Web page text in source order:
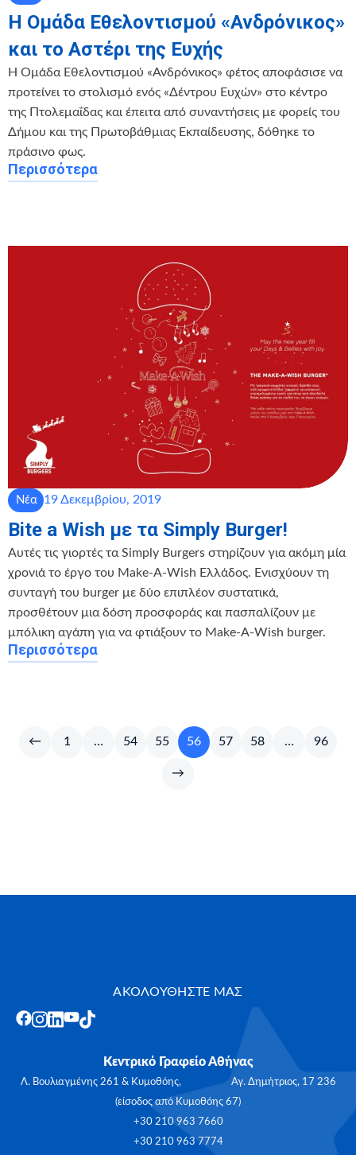
Η Ομάδα Εθελοντισμού «Ανδρόνικος»
και το Αστέρι της Ευχής
Η Ομάδα Εθελοντισμού «Ανδρόνικος» φέτος αποφάσισε να
προτείνει το στολισμό ενός «Δέντρου Ευχών» στο κέντρο
της Πτολεμαΐδας και έπειτα από συναντήσεις με φορείς του
Δήμου και της Πρωτοβάθμιας Εκπαίδευσης, δόθηκε το
πράσινο φως.
Περισσότερα
Νέα 19 Δεκεμβρίου, 2019
Bite a Wish με τα Simply Burger!
Αυτές τις γιορτές τα Simply Burgers στηρίζουν για ακόμη μία
χρονιά το έργο του Make-A-Wish Ελλάδος. Ενισχύουν τη
συνταγή του burger με δύο επιπλέον συστατικά,
προσθέτουν μια δόση προσφοράς και πασπαλίζουν με
μπόλικη αγάπη για να φτιάξουν το Make-A-Wish burger.
Περισσότερα
← 1 … 54 55 56 57 58 … 96
→
ΑΚΟΛΟΥΘΗΣΤΕ ΜΑΣ
Κεντρικό Γραφείο Αθήνας
Λ. Βουλιαγμένης 261 & Κυμοθόης, Αγ. Δημήτριος, 17 236
(είσοδος από Κυμοθόης 67)
+30 210 963 7660
+30 210 963 7774